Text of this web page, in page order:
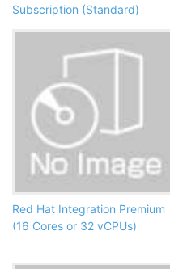
Subscription (Standard)
Red Hat Integration Premium
(16 Cores or 32 vCPUs)